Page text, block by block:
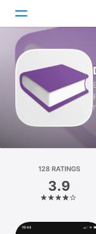
Games
Apps
Platform
iPhone
iPad
128 RATINGS
3.9